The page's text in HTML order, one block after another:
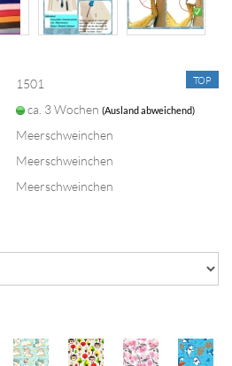
TOP
1501
ca. 3 Wochen(Ausland abweichend)
Meerschweinchen
Meerschweinchen
Meerschweinchen